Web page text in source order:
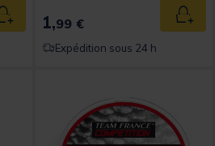
Ajouter au panier
1,99 €
Expédition sous 24 h